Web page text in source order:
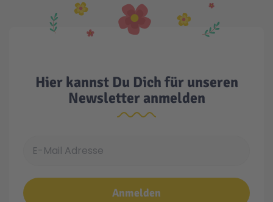
Hier kannst Du Dich für unseren
Newsletter anmelden
Anmelden